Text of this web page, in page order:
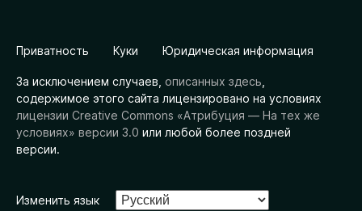
Приватность Куки Юридическая информация
За исключением случаев, описанных здесь
содержимое этого сайта лицензировано на условиях
лицензии Creative Commons «Атрибуция — На тех же
условиях» версии 3.0 или любой более поздней
версии.
Изменить язык